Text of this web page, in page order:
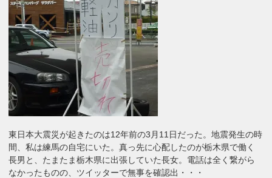
東日本大震災が起きたのは12年前の3月11日だった。地震発生の時
間、私は練馬の自宅にいた。真っ先に心配したのが栃木県で働く
長男と、たまたま栃木県に出張していた長女。電話は全く繋がら
なかったものの、ツイッターで無事を確認出・・・